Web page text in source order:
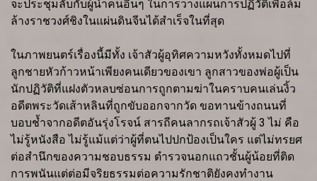
จะประชุมลับกับผู้นำคนอื่นๆ ในการวางแผนการปฏิวัติเพื่อล้ม
ล้างราชวงศ์ชิงในแผ่นดินจีนได้สำเร็จในที่สุด
ในภาพยนตร์เรื่องนี้มีทั้ง เจ้าสัวผู้อุทิศความหวังทั้งหมดไปที่
ลูกชายหัวก้าวหน้าเพียงคนเดียวของเขา ลูกสาวของพ่อผู้เป็น
นักปฏิวัติที่แฝงตัวหลบซ่อนการถูกตามฆ่าในคราบคนเล่นงิ้ว
อดีตพระวัดเส้าหลินที่ถูกขับออกจากวัด ขอทานข้างถนนที่
บอบช้ำจากอดีตอันรุ่งโรจน์ สารถีคนลากรถเจ้าสัวผู้ 3 ไม่ คือ
ไม่รู้หนังสือ ไม่รู้แม้แต่ว่าผู้ที่ตนไปปกป้องเป็นใคร แต่ไม่ทรยศ
ต่อสำนึกของความชอบธรรม ตำรวจนอกแถวชั้นผู้น้อยที่ติด
การพนันแต่ต่อมีจริยธรรมต่อความรักชาติยังคงทำงาน